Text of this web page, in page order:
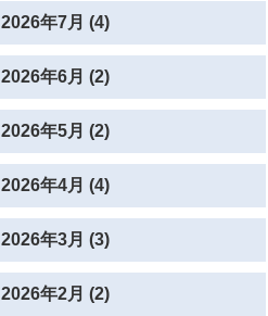
2026年7月 (4)
2026年6月 (2)
2026年5月 (2)
2026年4月 (4)
2026年3月 (3)
2026年2月 (2)